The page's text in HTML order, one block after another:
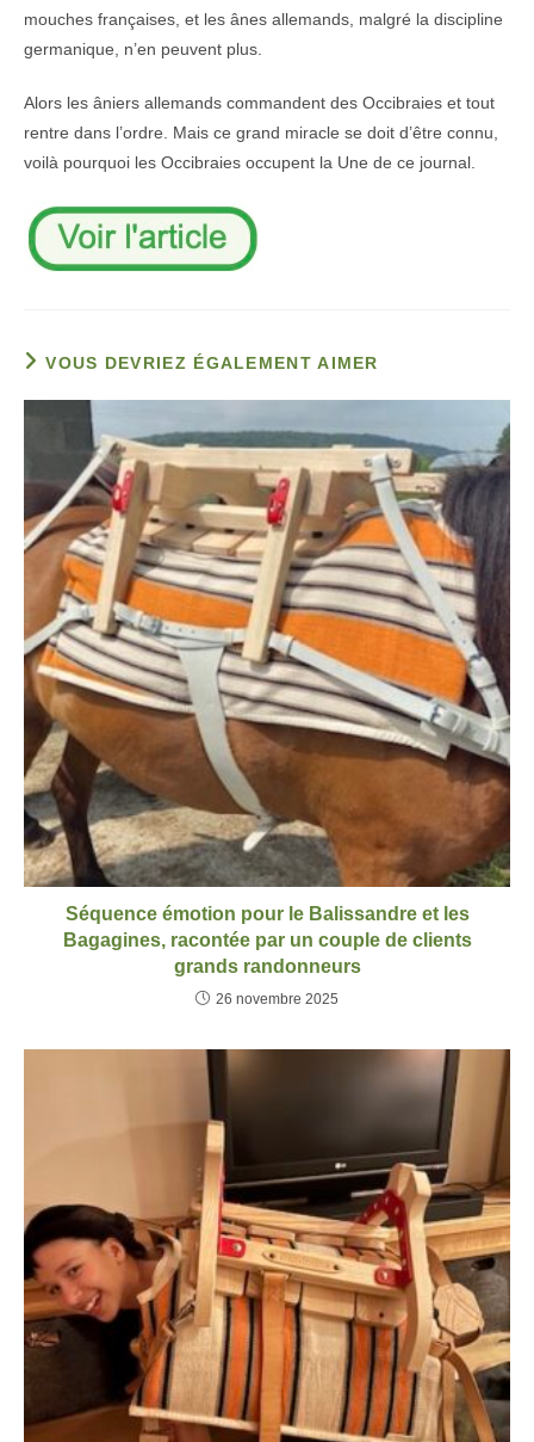
mouches françaises, et les ânes allemands, malgré la discipline
germanique, n’en peuvent plus.
Alors les âniers allemands commandent des Occibraies et tout
rentre dans l’ordre. Mais ce grand miracle se doit d’être connu,
voilà pourquoi les Occibraies occupent la Une de ce journal.
VOUS DEVRIEZ ÉGALEMENT AIMER
Séquence émotion pour le Balissandre et les
Bagagines, racontée par un couple de clients
grands randonneurs
26 novembre 2025